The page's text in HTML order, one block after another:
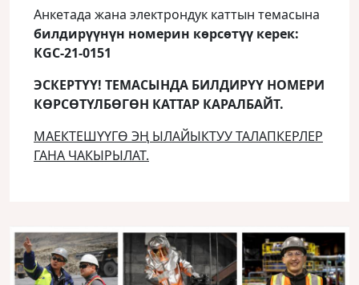
Анкетада жана электрондук каттын темасына
билдирүүнүн номерин көрсөтүү керек:
КGC-21-0151
ЭСКЕРТҮҮ! ТЕМАСЫНДА БИЛДИРҮҮ НОМЕРИ
КӨРСӨТҮЛБӨГӨН КАТТАР КАРАЛБАЙТ.
МАЕКТЕШҮҮГӨ ЭҢ ЫЛАЙЫКТУУ ТАЛАПКЕРЛЕР
ГАНА ЧАКЫРЫЛАТ.